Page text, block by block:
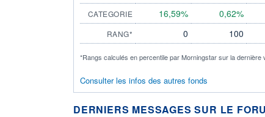
CATEGORIE 16,59% 0,62%
RANG* 0 100
*Rangs calculés en percentile par Morningstar sur la dernière
Consulter les infos des autres fonds
DERNIERS MESSAGES SUR LE